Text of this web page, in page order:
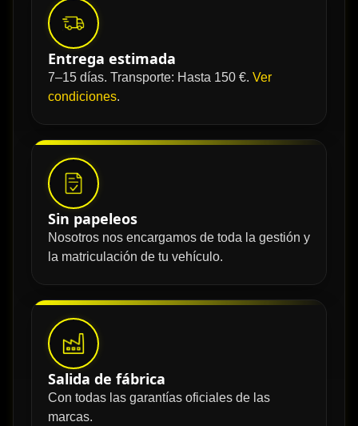
Entrega estimada
7–15 días. Transporte: Hasta 150 €. Ver
condiciones.
Sin papeleos
Nosotros nos encargamos de toda la gestión y
la matriculación de tu vehículo.
Salida de fábrica
Con todas las garantías oficiales de las
marcas.